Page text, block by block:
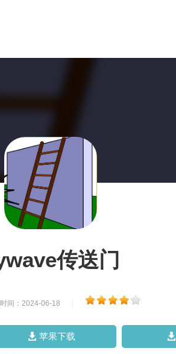
传送门
时间：2024-06-18
苹果下载